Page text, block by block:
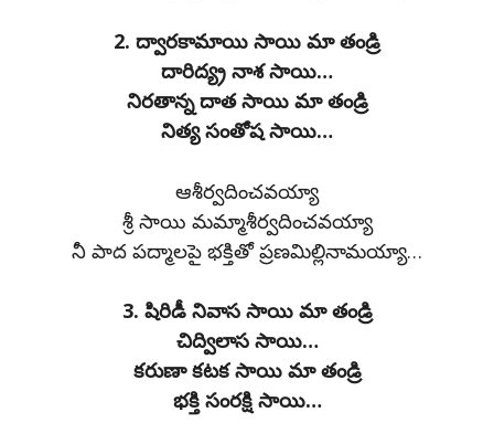
2. ద్వారకామాయి సాయి మా తండ్రి
దారిద్య్ర నాశ సాయి…
నిరతాన్న దాత సాయి మా తండ్రి
నిత్య సంతోష సాయి…
ఆశీర్వదించవయ్యా
శ్రీ సాయి మమ్మాశీర్వదించవయ్యా
నీ పాద పద్మాలపై భక్తితో ప్రణమిల్లినామయ్యా…
3. షిరిడీ నివాస సాయి మా తండ్రి
చిద్విలాస సాయి…
కరుణా కటక సాయి మా తండ్రి
భక్తి సంరక్షి సాయి…